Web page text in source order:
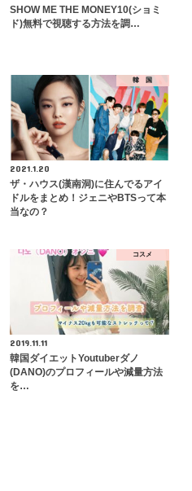
SHOW ME THE MONEY10(ショミ
ド)無料で視聴する方法を調…
韓 国
2021.1.20
ザ・ハウス(漢南洞)に住んでるアイ
ドルをまとめ！ジェニやBTSって本
当なの？
コスメ
2019.11.11
韓国ダイエットYoutuberダノ
(DANO)のプロフィールや減量方法
を…